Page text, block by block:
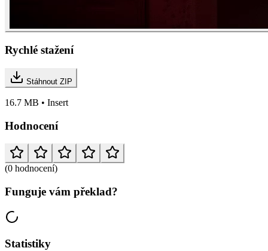
Rychlé stažení
Stáhnout ZIP
16.7 MB • Insert
Hodnocení
(0 hodnocení)
Funguje vám překlad?
Statistiky